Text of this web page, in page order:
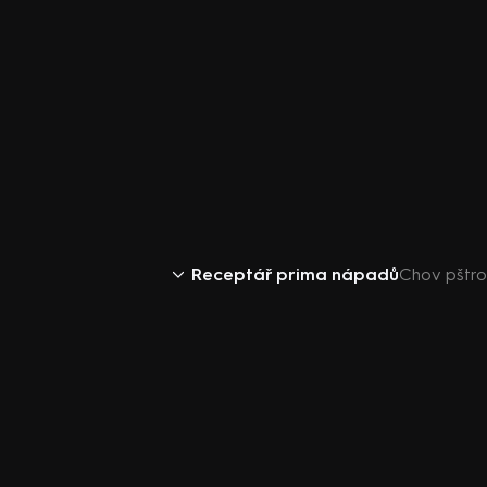
Receptář prima nápadůChov